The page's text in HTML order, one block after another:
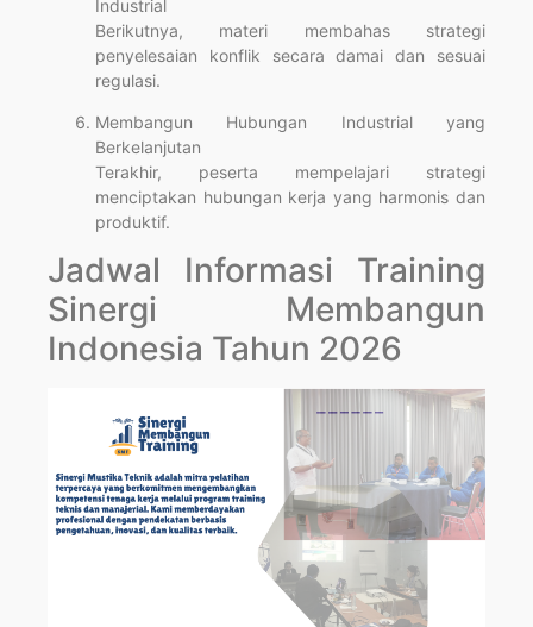
Industrial
Berikutnya, materi membahas strategi
penyelesaian konflik secara damai dan sesuai
regulasi.
Membangun Hubungan Industrial yang
Berkelanjutan
Terakhir, peserta mempelajari strategi
menciptakan hubungan kerja yang harmonis dan
produktif.
Jadwal Informasi Training
Sinergi Membangun
Indonesia Tahun 2026